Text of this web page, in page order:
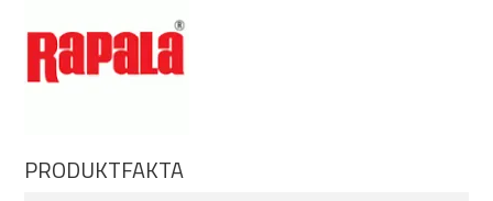
vikten hämmar gången.
PRODUKTFAKTA